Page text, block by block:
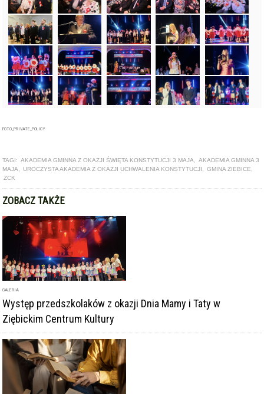
FOTO_PRIVATE_POLICY
TAGI: AKADEMIA GMINNA Z OKAZJI ŚWIĘTA KONSTYTUCJI 3 MAJA, AKADEMIA GMINNA 3
MAJA, UROCZYSTA AKADEMIA Z OKAZJI UCHWALENIA KONSTYTUCJI, GMINA ZIEBICE,
ZCK
ZOBACZ TAKŻE
GALERIA
Występ przedszkolaków z okazji Dnia Mamy i Taty w
Ziębickim Centrum Kultury